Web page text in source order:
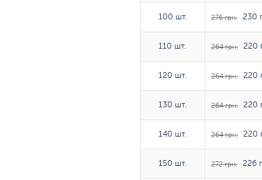
100 шт.
110 шт.
120 шт.
130 шт.
140 шт.
150 шт.
100 шт. 276 грн. 230
110 шт. 264 грн. 220
120 шт. 264 грн. 220
130 шт. 264 грн. 220
140 шт. 264 грн. 220
150 шт. 272 грн. 226